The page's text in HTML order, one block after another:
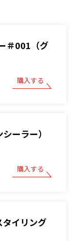
＃001（グ
購入する
ーラー）
購入する
イリング